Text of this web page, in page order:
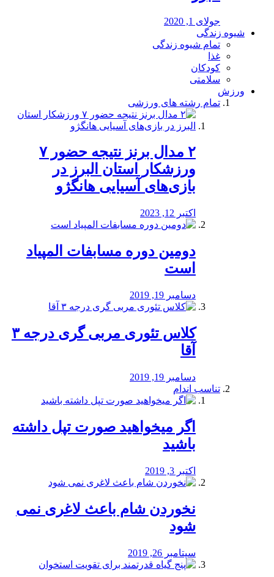
جولای 1, 2020
شیوه زندگی
تمام شیوه زندگی
غذا
کودکان
سلامتی
ورزش
تمام رشته های ورزشی
۲ مدال برنز نتیجه حضور ۷
ورزشکار استان البرز در
بازی‌های آسیایی هانگژو
اکتبر 12, 2023
دومین دوره مسابفات المپیاد
است
دسامبر 19, 2019
کلاس تئوری مربی گری درجه ۳
آقا
دسامبر 19, 2019
تناسب اندام
اگر میخواهید صورت تپل داشته
باشید
اکتبر 3, 2019
نخوردن شام باعث لاغری نمی
‌شود
سپتامبر 26, 2019